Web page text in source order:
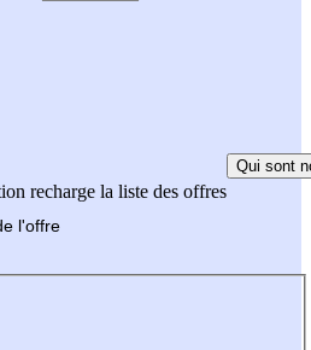
recharge la liste des offres
Qui sont
l'offre